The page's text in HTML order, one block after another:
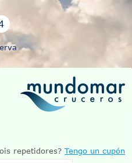
repetidores? Tengo un cupón